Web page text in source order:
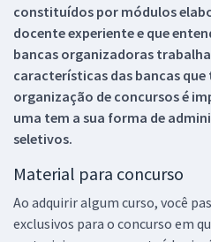
constituídos por módulos
docente experiente e que
bancas organizadoras
características das bancas
organização de concursos é
uma tem a sua forma de
seletivos.
Material para concurso
Ao adquirir algum curso, você
exclusivos para o concurso em